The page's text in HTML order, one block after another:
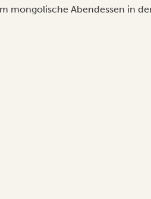
mongolische Abendessen in